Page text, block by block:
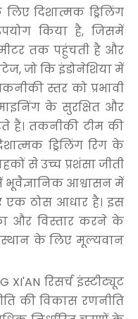
दिशात्मक ड्रिलिंग
किया है, जिसमें
तक पहुंचती है और
जो कि इंडोनेशिया में
स्तर को प्रभावी
के सुरक्षित और
हैं। तकनीकी टीम की
ड्रिलिंग रिग के
से उच्च प्रशंसा जीती
भूवैज्ञानिक आश्वासन में
ठोस आधार है। इस
का और विस्तार करने के
के लिए मूल्यवान
रिसर्च इंस्टीट्यूट
की विकास रणनीति